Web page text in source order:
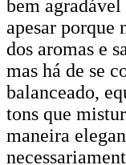
bem
apesar porque
dos aromas e
mas há de se
balanceado,
tons que
maneira